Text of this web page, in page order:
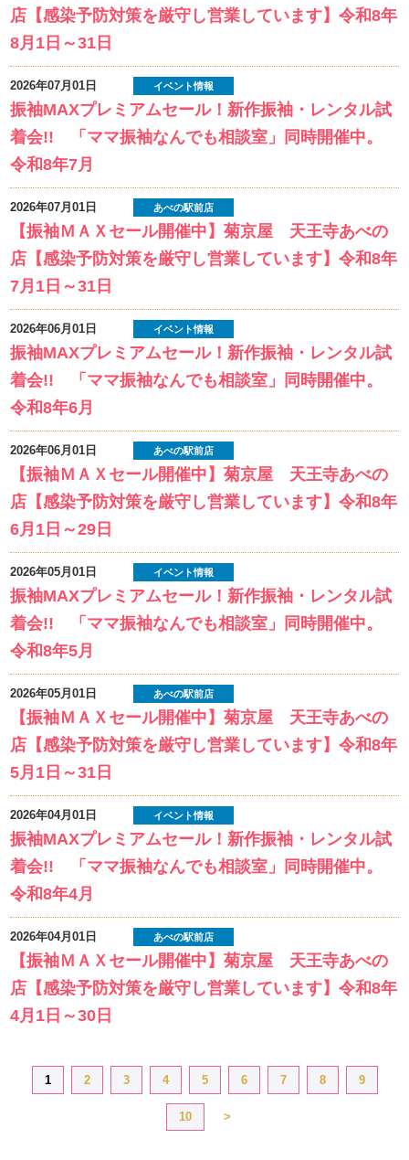
店【感染予防対策を厳守し営業しています】令和8年
8月1日～31日
2026年07月01日 イベント情報
振袖MAXプレミアムセール！新作振袖・レンタル試
着会!! 「ママ振袖なんでも相談室」同時開催中。
令和8年7月
2026年07月01日 あべの駅前店
【振袖ＭＡＸセール開催中】菊京屋 天王寺あべの
店【感染予防対策を厳守し営業しています】令和8年
7月1日～31日
2026年06月01日 イベント情報
振袖MAXプレミアムセール！新作振袖・レンタル試
着会!! 「ママ振袖なんでも相談室」同時開催中。
令和8年6月
2026年06月01日 あべの駅前店
【振袖ＭＡＸセール開催中】菊京屋 天王寺あべの
店【感染予防対策を厳守し営業しています】令和8年
6月1日～29日
2026年05月01日 イベント情報
振袖MAXプレミアムセール！新作振袖・レンタル試
着会!! 「ママ振袖なんでも相談室」同時開催中。
令和8年5月
2026年05月01日 あべの駅前店
【振袖ＭＡＸセール開催中】菊京屋 天王寺あべの
店【感染予防対策を厳守し営業しています】令和8年
5月1日～31日
2026年04月01日 イベント情報
振袖MAXプレミアムセール！新作振袖・レンタル試
着会!! 「ママ振袖なんでも相談室」同時開催中。
令和8年4月
2026年04月01日 あべの駅前店
【振袖ＭＡＸセール開催中】菊京屋 天王寺あべの
店【感染予防対策を厳守し営業しています】令和8年
4月1日～30日
1 2 3 4 5 6 7 8 9
10 >